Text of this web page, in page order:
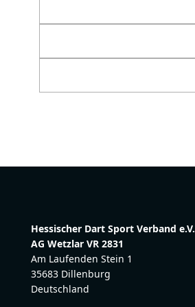
Hessischer Dart Sport Verband e.V.
AG Wetzlar VR 2831
Am Laufenden Stein 1
35683 Dillenburg
Deutschland